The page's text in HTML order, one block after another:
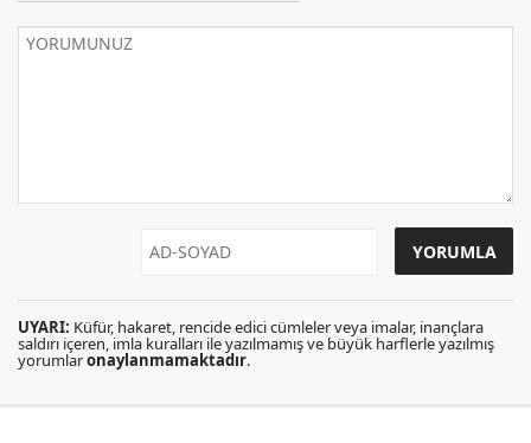
UYARI: Küfür, hakaret, rencide edici cümleler veya imalar, inançlara
saldırı içeren, imla kuralları ile yazılmamış ve büyük harflerle yazılmış
yorumlaronaylanmamaktadır.